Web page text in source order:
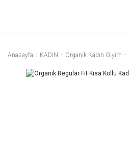
Anasayfa KADIN Organik Kadın Giyim